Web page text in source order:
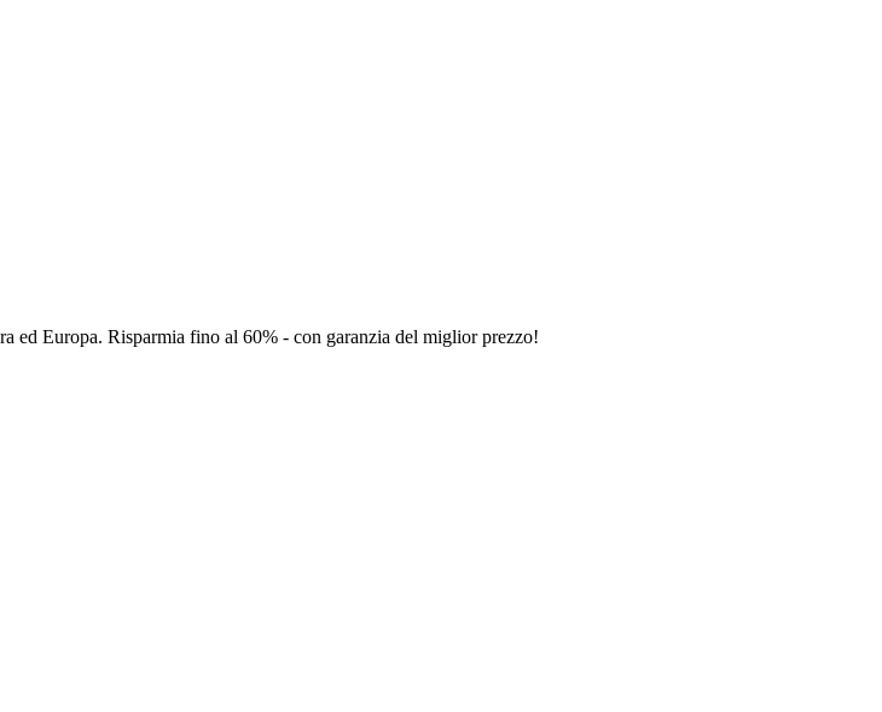
ed Europa. Risparmia fino al 60% - con garanzia del miglior prezzo!